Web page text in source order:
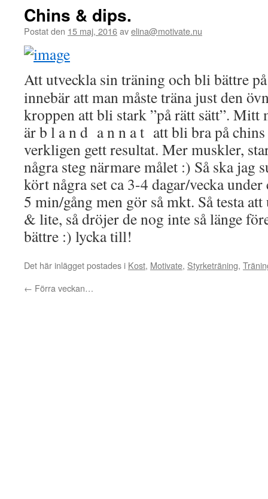
Chins & dips.
Postat den 15 maj, 2016avelina@motivate.nu
Att utveckla sin träning och bli bättre
innebär att man måste träna just den
kroppen att bli stark ”på rätt sätt”. Mitt
är b l a n d a n n a t att bli bra på
verkligen gett resultat. Mer muskler,
några steg närmare målet :) Så ska jag
kört några set ca 3-4 dagar/vecka
5 min/gång men gör så mkt. Så testa
& lite, så dröjer de nog inte så länge
bättre :) lycka till!
Det här inlägget postades i Kost, Motivate, Styrketräning,
← Förra veckan…